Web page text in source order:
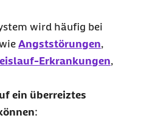
wird häufig bei
Angststörungen,
Erkrankungen,
ein überreiztes
: